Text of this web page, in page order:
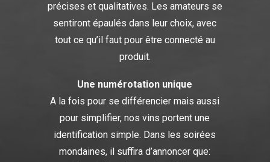
précises et qualitatives. Les amateurs se
sentiront épaulés dans leur choix, avec
tout ce qu’il faut pour être connecté au
produit.
Une numérotation unique
A la fois pour se différencier mais aussi
pour simplifier, nos vins portent une
identification simple. Dans les soirées
mondaines, il suffira d’annoncer que: